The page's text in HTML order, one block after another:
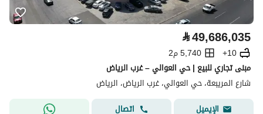
⃁49,686,035
10+
5,740 م2
مبنى تجاري للبيع | حي العوالي – غرب الرياض
شارع المريبعة، حي العوالي، غرب الرياض، الرياض
الإيميل
اتصال